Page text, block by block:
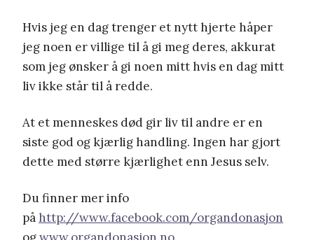
Hvis jeg en dag trenger et nytt hjerte håper
jeg noen er villige til å gi meg deres, akkurat
som jeg ønsker å gi noen mitt hvis en dag mitt
liv ikke står til å redde.
At et menneskes død gir liv til andre er en
siste god og kjærlig handling. Ingen har gjort
dette med større kjærlighet enn Jesus selv.
Du finner mer info
på http://www.facebook.com/organdonasjon